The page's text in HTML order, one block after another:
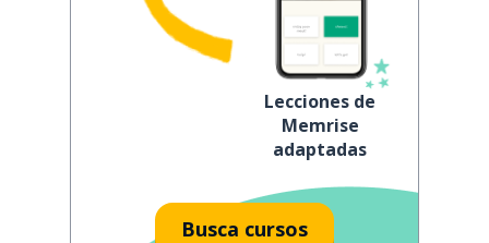
Lecciones de
Memrise
adaptadas
Busca cursos